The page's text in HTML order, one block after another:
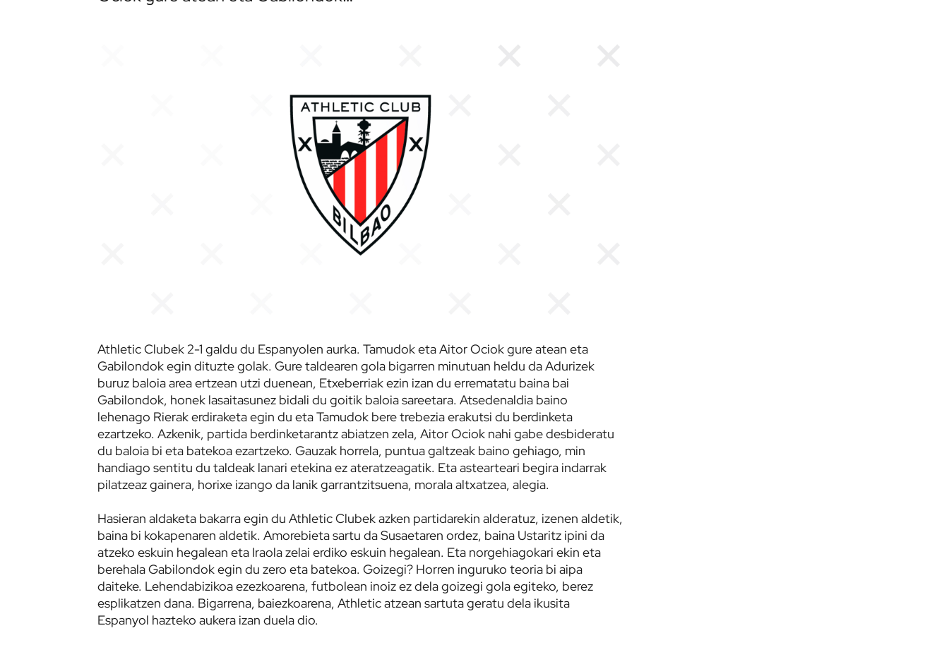
Athletic Clubek 2-1 galdu du Espanyolen aurka. Tamudok eta Aitor Ociok gure atean eta
Gabilondok egin dituzte golak. Gure taldearen gola bigarren minutuan heldu da Adurizek
buruz baloia area ertzean utzi duenean, Etxeberriak ezin izan du errematatu baina bai
Gabilondok, honek lasaitasunez bidali du goitik baloia sareetara. Atsedenaldia baino
lehenago Rierak erdiraketa egin du eta Tamudok bere trebezia erakutsi du berdinketa
ezartzeko. Azkenik, partida berdinketarantz abiatzen zela, Aitor Ociok nahi gabe desbideratu
du baloia bi eta batekoa ezartzeko. Gauzak horrela, puntua galtzeak baino gehiago, min
handiago sentitu du taldeak lanari etekina ez ateratzeagatik. Eta astearteari begira indarrak
pilatzeaz gainera, horixe izango da lanik garrantzitsuena, morala altxatzea, alegia.
Hasieran aldaketa bakarra egin du Athletic Clubek azken partidarekin alderatuz, izenen aldetik,
baina bi kokapenaren aldetik. Amorebieta sartu da Susaetaren ordez, baina Ustaritz ipini da
atzeko eskuin hegalean eta Iraola zelai erdiko eskuin hegalean. Eta norgehiagokari ekin eta
berehala Gabilondok egin du zero eta batekoa. Goizegi? Horren inguruko teoria bi aipa
daiteke. Lehendabizikoa ezezkoarena, futbolean inoiz ez dela goizegi gola egiteko, berez
esplikatzen dana. Bigarrena, baiezkoarena, Athletic atzean sartuta geratu dela ikusita
Espanyol hazteko aukera izan duela dio.